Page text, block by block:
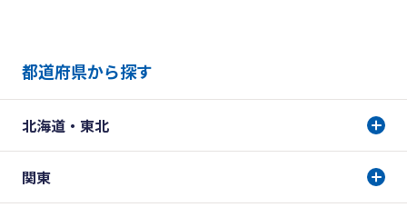
都道府県から探す
北海道・東北
関東